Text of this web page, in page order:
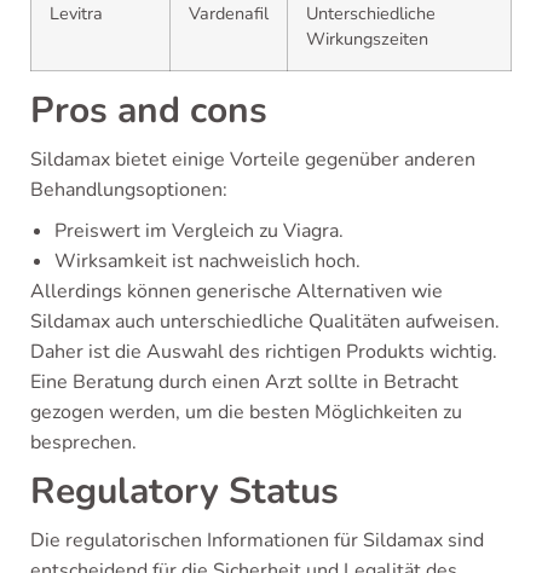
Levitra Vardenafil
Unterschiedliche
Wirkungszeiten
Pros and cons
Sildamax bietet einige Vorteile gegenüber anderen
Behandlungsoptionen:
Preiswert im Vergleich zu Viagra.
Wirksamkeit ist nachweislich hoch.
Allerdings können generische Alternativen wie
Sildamax auch unterschiedliche Qualitäten aufweisen.
Daher ist die Auswahl des richtigen Produkts wichtig.
Eine Beratung durch einen Arzt sollte in Betracht
gezogen werden, um die besten Möglichkeiten zu
besprechen.
Regulatory Status
Die regulatorischen Informationen für Sildamax sind